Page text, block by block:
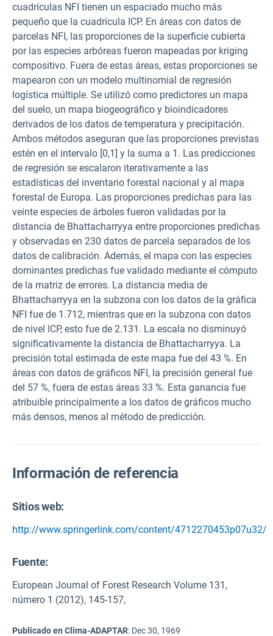
cuadrículas NFI tienen un espaciado mucho más
pequeño que la cuadrícula ICP. En áreas con datos de
parcelas NFI, las proporciones de la superficie cubierta
por las especies arbóreas fueron mapeadas por kriging
compositivo. Fuera de estas áreas, estas proporciones se
mapearon con un modelo multinomial de regresión
logística múltiple. Se utilizó como predictores un mapa
del suelo, un mapa biogeográfico y bioindicadores
derivados de los datos de temperatura y precipitación.
Ambos métodos aseguran que las proporciones previstas
estén en el intervalo [0,1] y la suma a 1. Las predicciones
de regresión se escalaron iterativamente a las
estadísticas del inventario forestal nacional y al mapa
forestal de Europa. Las proporciones predichas para las
veinte especies de árboles fueron validadas por la
distancia de Bhattacharryya entre proporciones predichas
y observadas en 230 datos de parcela separados de los
datos de calibración. Además, el mapa con las especies
dominantes predichas fue validado mediante el cómputo
de la matriz de errores. La distancia media de
Bhattacharryya en la subzona con los datos de la gráfica
NFI fue de 1.712, mientras que en la subzona con datos
de nivel ICP, esto fue de 2.131. La escala no disminuyó
significativamente la distancia de Bhattacharryya. La
precisión total estimada de este mapa fue del 43 %. En
áreas con datos de gráficos NFI, la precisión general fue
del 57 %, fuera de estas áreas 33 %. Esta ganancia fue
atribuible principalmente a los datos de gráficos mucho
más densos, menos al método de predicción.
Información de referencia
Sitios web:
http://www.springerlink.com/content/4712270453p07u32/
Fuente:
European Journal of Forest Research Volume 131,
número 1 (2012), 145-157,
Publicado en Clima-ADAPTAR: Dec 30, 1969